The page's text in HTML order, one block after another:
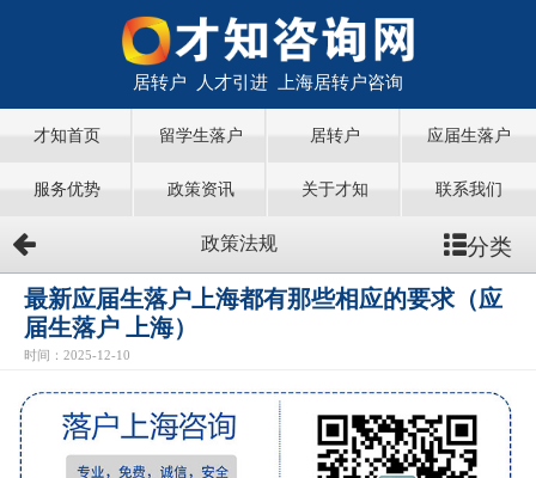
居转户 人才引进 上海居转户咨询
才知首页 留学生落户 居转户 应届生落户
服务优势 政策资讯 关于才知 联系我们
政策法规 分类
最新应届生落户上海都有那些相应的要求（应
届生落户 上海）
时间：2025-12-10